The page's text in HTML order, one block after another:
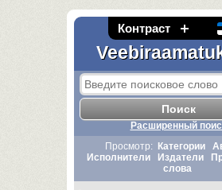
Контраст
Расширенный
Просмотр:
Категории
Исполнители
Издатели
слова